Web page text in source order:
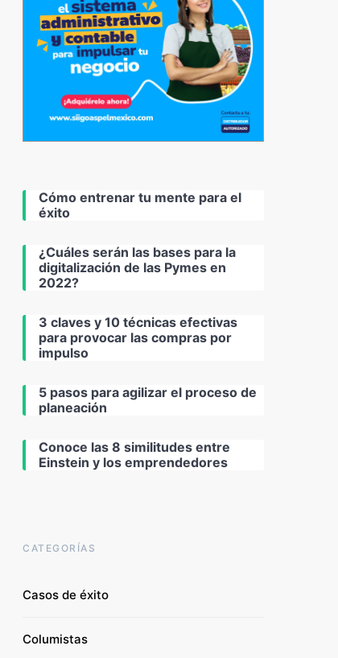
Cómo entrenar tu mente para el
éxito
¿Cuáles serán las bases para la
digitalización de las Pymes en
2022?
3 claves y 10 técnicas efectivas
para provocar las compras por
impulso
5 pasos para agilizar el proceso de
planeación
Conoce las 8 similitudes entre
Einstein y los emprendedores
CATEGORÍAS
Casos de éxito
Columistas